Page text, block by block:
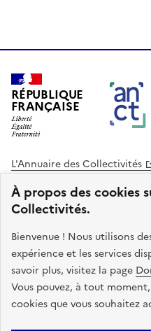
À propos des cookies
Collectivités.
Bienvenue ! Nous utilisons
expérience et les services
savoir plus, visitez la page
Vous pouvez, à tout
cookies que vous souhaitez
RÉPUBLIQUE
FRANÇAISE
L'Annuaire des Collectivités
des Territoires
Cohésion des Territoires
.
est disponible en licence
avec le système de design de
legifrance.gouv.fr
service-public.gouv.fr